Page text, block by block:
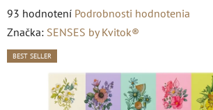
Priemerné
hodnotenie
produktu
93 hodnotení Podrobnosti hodnotenia
Značka: SENSES by Kvitok®
BEST SELLER